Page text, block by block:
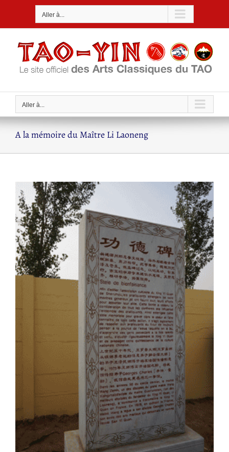
Aller à...
Aller à...
A la mémoire du Maître Li Laoneng
Voir
l'image
agrandie